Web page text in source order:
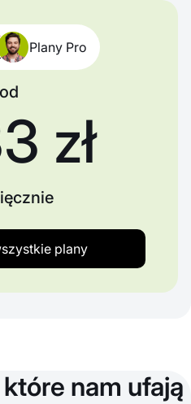
Plany Pro
od
zł
plany
które nam ufają